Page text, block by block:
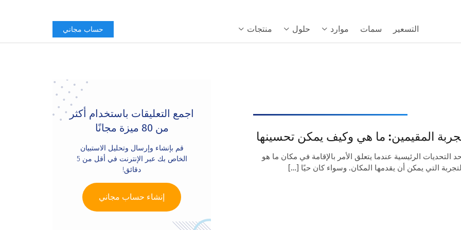
منتجات حلول موارد سمات التسعير حساب مجاني
المقيمين: ما هي وكيف يمكن تحسينها
التحديات الرئيسية عندما يتعلق الأمر بالإقامة في مكان ما هو
التي يمكن أن يقدمها المكان. وسواء كان حيًا […]
Sidebar
اجمع التعليقات باستخدام أكثر
من 80 ميزة مجانًا
قم بإنشاء وإرسال وتحليل الاستبيان
الخاص بك عبر الإنترنت في أقل من 5
دقائق!
إنشاء حساب مجاني